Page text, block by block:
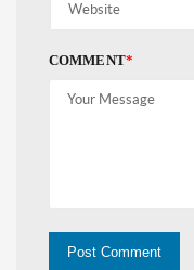
COMMENT*